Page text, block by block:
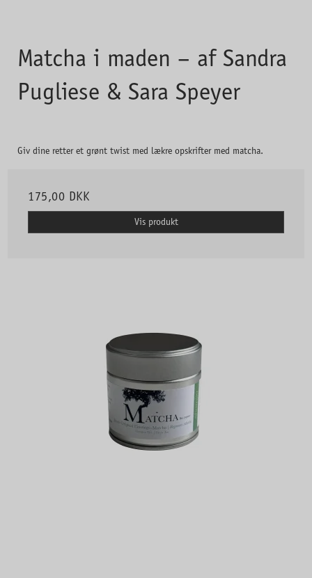
Matcha i maden – af Sandra
Pugliese & Sara Speyer
Giv dine retter et grønt twist med lækre opskrifter med matcha.
175,00 DKK
Vis produkt